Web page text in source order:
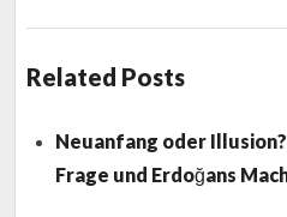
Related Posts
Neuanfang oder
Frage und Erdoğans